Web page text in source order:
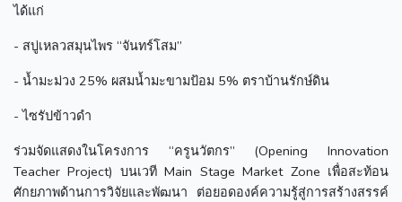
ได้แก่
- สบู่เหลวสมุนไพร “จันทร์โสม”
- น้ำมะม่วง 25% ผสมน้ำมะขามป้อม 5% ตราบ้านรักษ์ดิน
- ไซรัปข้าวดำ
ร่วมจัดแสดงในโครงการ “ครูนวัตกร” (Opening Innovation
Teacher Project) บนเวที Main Stage Market Zone เพื่อสะท้อน
ศักยภาพด้านการวิจัยและพัฒนา ต่อยอดองค์ความรู้สู่การสร้างสรรค์